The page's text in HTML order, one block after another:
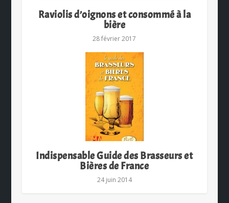
Raviolis d’oignons et consommé à la
bière
28 février 2017
Indispensable Guide des Brasseurs et
Bières de France
24 juin 2014